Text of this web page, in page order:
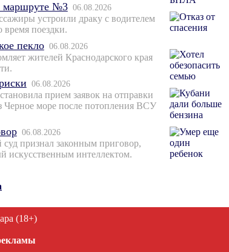
маршруте №3 06.08.2026
устроили драку с водителем
время поездки.
пекло 06.08.2026
жителей Краснодарского края
06.08.2026
прием заявок на отправки
Черное море после потопления ВСУ
06.08.2026
признал законным приговор,
искусственным интеллектом.
(18+)